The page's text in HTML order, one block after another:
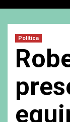
Política